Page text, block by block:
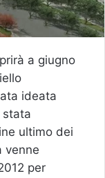
a giugno
ideata
stata
ultimo dei
venne
per